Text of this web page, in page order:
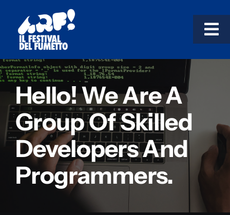
contenuto
TESTACCIO!
GARBATELLA!
LE MOSTRE
COSÌ IMPARI!
Hello! We Are A
Group Of Skilled
Developers And
Programmers.